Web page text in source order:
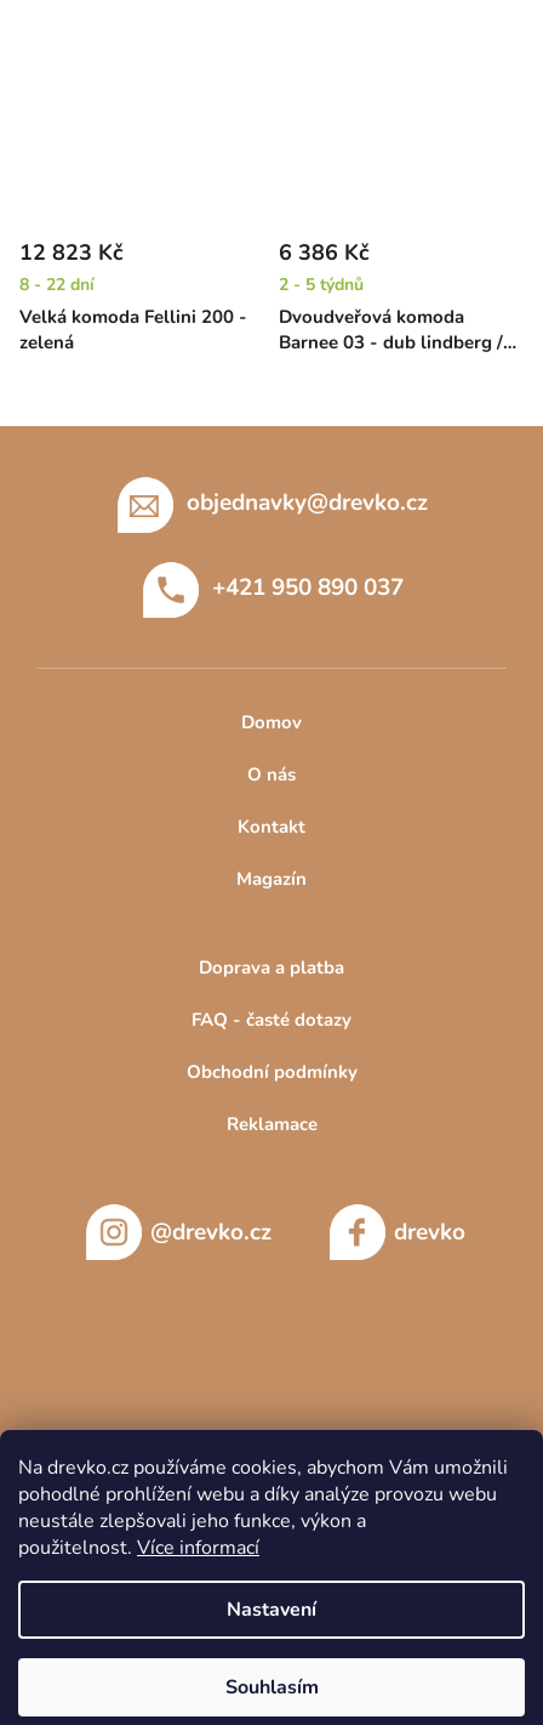
Na drevko.cz používáme cookies, abychom Vám umožnili
pohodlné prohlížení webu a díky analýze provozu webu
neustále zlepšovali jeho funkce, výkon a
použitelnost. Více informací
Nastavení
Souhlasím
Velká komoda Fellini 200 -
zelená
12 823 Kč
8 - 22 dní
Dvoudveřová komoda
Barnee 03 - dub lindberg /
6 386 Kč
2 - 5 týdnů
objednavky@drevko.cz
+421 950 890 037
Domov
O nás
Kontakt
Magazín
Doprava a platba
FAQ - časté dotazy
Obchodní podmínky
Reklamace
@drevko.cz drevko
Vytvořil Shoptet